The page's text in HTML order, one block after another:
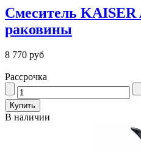
Смеситель KAISER
раковины
8 770 руб
Рассрочка
В наличии